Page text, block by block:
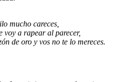
mucho careces,
voy a rapear al parecer,
de oro y vos no te lo mereces.